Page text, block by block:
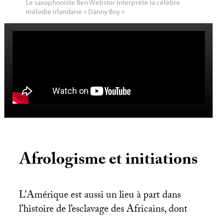
Le saxophoniste Ben Webster interprète la célèbre
mélodie irlandaise « Danny Boy»
Afrologisme et initiations
L’Amérique est aussi un lieu à part dans
l’histoire de l’esclavage des Africains, dont